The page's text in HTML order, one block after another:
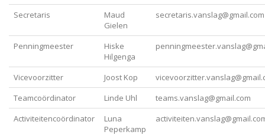
Secretaris
Maud
Gielen
secretaris.vanslag@gmail.com
Penningmeester
Hiske
Hilgenga
Vicevoorzitter Joost Kop
Teamcoördinator
Linde Uhl
teams.vanslag@gmail.com
Activiteitencoördinator
Luna
Peperkamp